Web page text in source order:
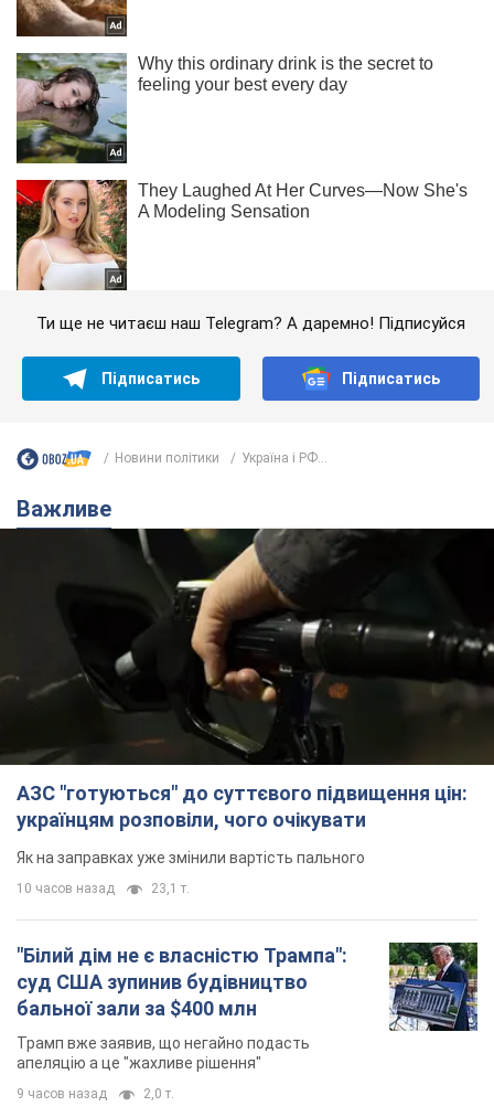
Ти ще не читаєш наш Telegram? А даремно! Підписуйся
Підписатись Підписатись
Новини політики Україна і РФ...
Важливе
АЗС "готуються" до суттєвого підвищення цін:
українцям розповіли, чого очікувати
Як на заправках уже змінили вартість пального
10 часов назад 23,1 т.
"Білий дім не є власністю Трампа":
суд США зупинив будівництво
бальної зали за $400 млн
Трамп вже заявив, що негайно подасть
апеляцію а це "жахливе рішення"
9 часов назад 2,0 т.